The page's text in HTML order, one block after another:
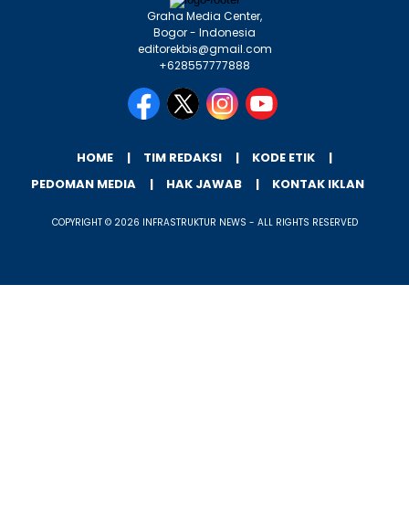
Graha Media Center,
Bogor - Indonesia
editorekbis@gmail.com
+628557777888
HOME TIM REDAKSI
KODE ETIK
PEDOMAN MEDIA
HAK JAWAB KONTAK IKLAN
COPYRIGHT © 2026 INFRASTRUKTUR NEWS - ALL RIGHTS RESERVED